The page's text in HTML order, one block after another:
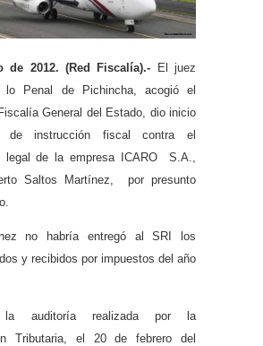
de 2012. (Red Fiscalía).- El juez
lo Penal de Pichincha, acogió el
General del Estado, dio inicio
instrucción fiscal contra el
legal de la empresa ICARO S.A.,
Saltos Martínez, por presunto
no habría entregó al SRI los
y recibidos por impuestos del año
auditoría realizada por la
Tributaria, el 20 de febrero del